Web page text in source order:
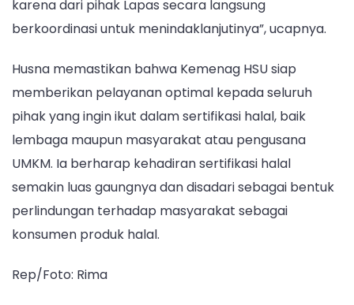
karena dari pihak Lapas secara langsung
berkoordinasi untuk menindaklanjutinya”, ucapnya.
Husna memastikan bahwa Kemenag HSU siap
memberikan pelayanan optimal kepada seluruh
pihak yang ingin ikut dalam sertifikasi halal, baik
lembaga maupun masyarakat atau pengusana
UMKM. Ia berharap kehadiran sertifikasi halal
semakin luas gaungnya dan disadari sebagai bentuk
perlindungan terhadap masyarakat sebagai
konsumen produk halal.
Rep/Foto: Rima